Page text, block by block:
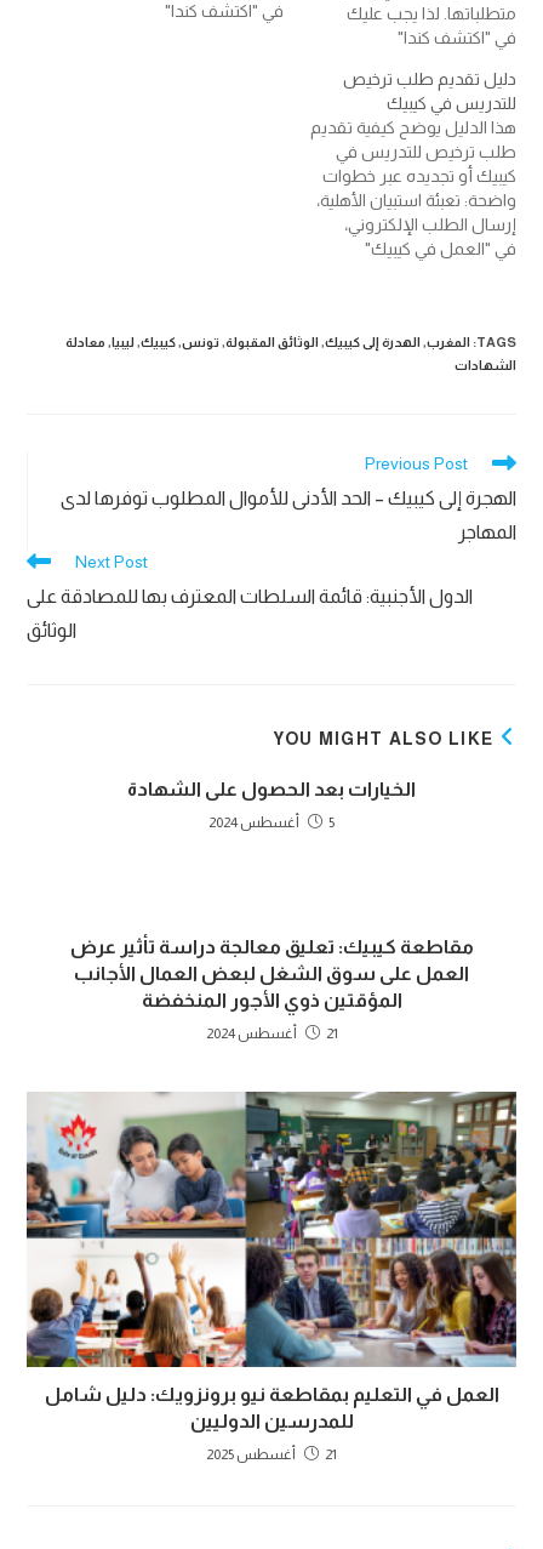
متطلباتها. لذا يجب عليك
إلزامياً تقديم نسخة من
ومطابقة للأصل من قبل
الجهة المصدرة للوثيقة؛ أو
سلطة معترف بها في البلد أو
الإقليم الذي أصدر الوثيقة.
وتعتبر النسخة المصدقة…
في "اكتشف كندا"
في "اكتشف كندا"
دليل تقديم طلب ترخيص
للتدريس في كيبيك
هذا الدليل يوضح كيفية تقديم
طلب ترخيص للتدريس في
كيبيك أو تجديده عبر خطوات
واضحة: تعبئة استبيان الأهلية،
إرسال الطلب الإلكتروني،
إعداد ملف كامل بالوثائق
60 يومًا عمل، ويجب إرفاق
الترجمات الموثقة عند الحاجة.
في "العمل في كيبيك"
TAGS
: المغرب, الهدرة إلى كيبيك, الوثائق المقبولة, تونس, كيبيك, ليبيا, معادلة
الشهادات
Read
articles
Previous Post
الهجرة إلى كيبيك – الحد الأدنى للأموال المطلوب توفرها لدى
المهاجر
Next Post
الدول الأجنبية: قائمة السلطات المعترف بها للمصادقة على
الوثائق
YOU MIGHT ALSO LIKE
الخيارات بعد الحصول على الشهادة
5 أغسطس 2024
مقاطعة كيبيك: تعليق معالجة دراسة تأثير عرض
العمل على سوق الشغل لبعض العمال الأجانب
المؤقتين ذوي الأجور المنخفضة
21 أغسطس 2024
العمل في التعليم بمقاطعة نيو برونزويك: دليل شامل
للمدرسين الدوليين
21 أغسطس 2025